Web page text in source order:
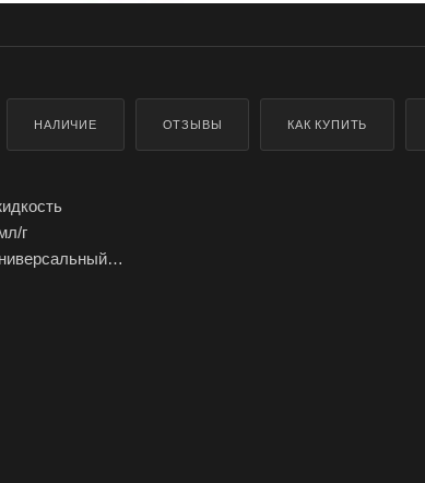
НАЛИЧИЕ ОТЗЫВЫ КАК КУПИТЬ
г